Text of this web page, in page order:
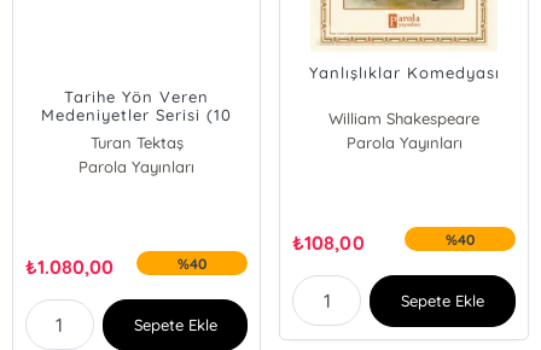
Tarihe Yön Veren
Medeniyetler Serisi (10
Kitap)
Turan Tektaş
Parola Yayınları
₺1.080,00 %40
Sepete Ekle
Yanlışlıklar Komedyası
William Shakespeare
Parola Yayınları
₺108,00 %40
Sepete Ekle